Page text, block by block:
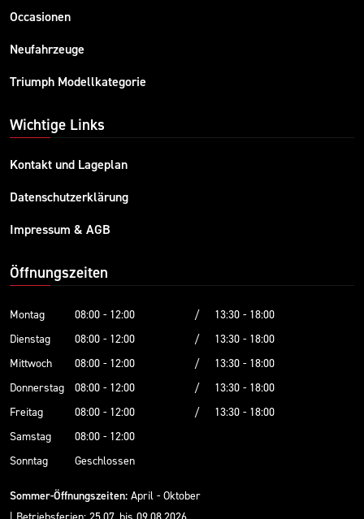
Occasionen
Neufahrzeuge
Triumph Modellkategorie
Wichtige Links
Kontakt und Lageplan
Datenschutzerklärung
Impressum & AGB
Öffnungszeiten
Montag 08:00 - 12:00 /
13:30 - 18:00
Dienstag
08:00 - 12:00 /
13:30 - 18:00
Mittwoch
08:00 - 12:00 /
13:30 - 18:00
Donnerstag
08:00 - 12:00 /
13:30 - 18:00
Freitag
08:00 - 12:00 /
13:30 - 18:00
Samstag
08:00 - 12:00
Sonntag
Geschlossen
Sommer-Öffnungszeiten: April - Oktober
| Betriebsferien: 25.07. bis 09.08.2026